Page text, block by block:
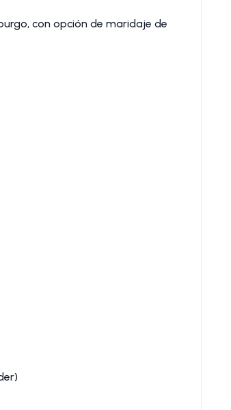
con opción de maridaje de